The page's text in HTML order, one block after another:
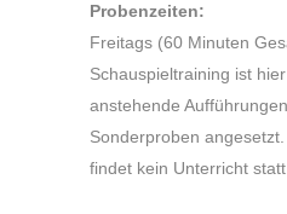
Probenzeiten:
Freitags (60 Minuten
Schauspieltraining ist
anstehende
Sonderproben
findet kein Unterricht statt.